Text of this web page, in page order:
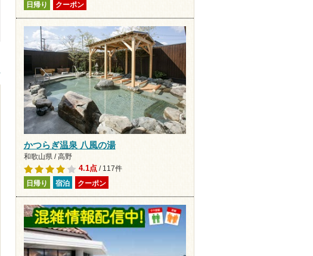
日帰り クーポン
かつらぎ温泉 八風の湯
和歌山県 / 高野
4.1点/ 117件
日帰り 宿泊 クーポン